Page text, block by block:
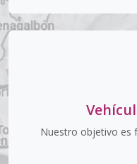
Nuestro objetivo es